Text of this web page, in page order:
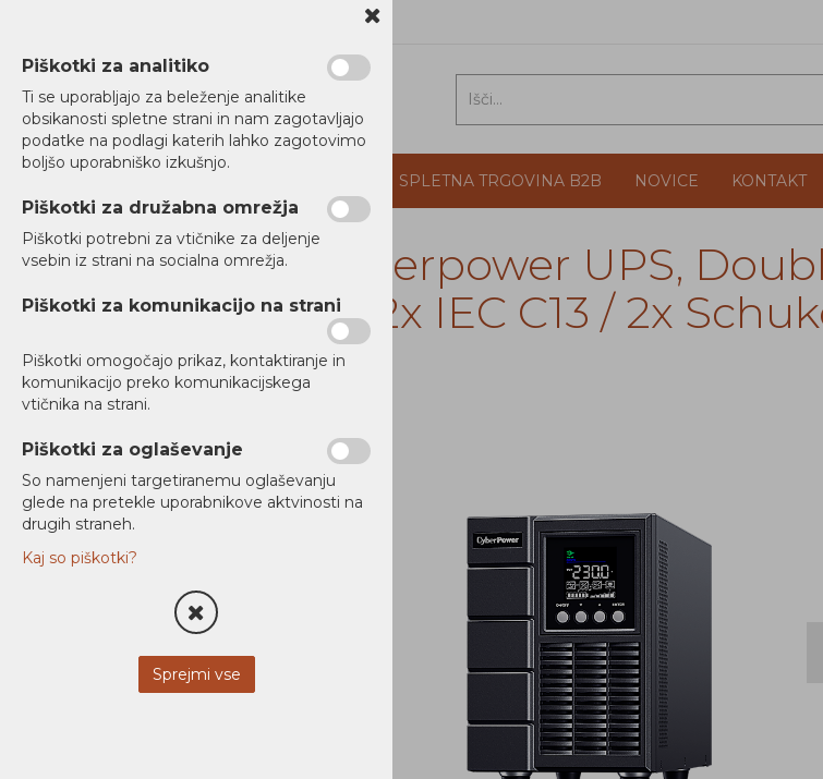
SPLETNA TRGOVINA B2B NOVICE KONTAKT
RAČUNALNIKI
TISKALNIKI
MREŽNA OPREMA
NAPAJANJE
Brezprekinitveno napajanje
UPS
Strežniki
Prenapetostne zaščite
Cyberpower UPS,
W, 2x IEC C13 / 2x
Piškotki za analitiko
Ti se uporabljajo za beleženje analitike
obsikanosti spletne strani in nam zagotavljajo
podatke na podlagi katerih lahko zagotovimo
boljšo uporabniško izkušnjo.
Piškotki za družabna omrežja
Piškotki potrebni za vtičnike za deljenje
vsebin iz strani na socialna omrežja.
Piškotki za komunikacijo na strani
Piškotki omogočajo prikaz, kontaktiranje in
komunikacijo preko komunikacijskega
vtičnika na strani.
Piškotki za oglaševanje
So namenjeni targetiranemu oglaševanju
glede na pretekle uporabnikove aktvinosti na
drugih straneh.
Kaj so piškotki?
Sprejmi vse